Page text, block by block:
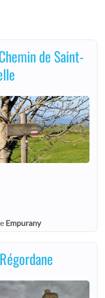
de Saint-
Empurany